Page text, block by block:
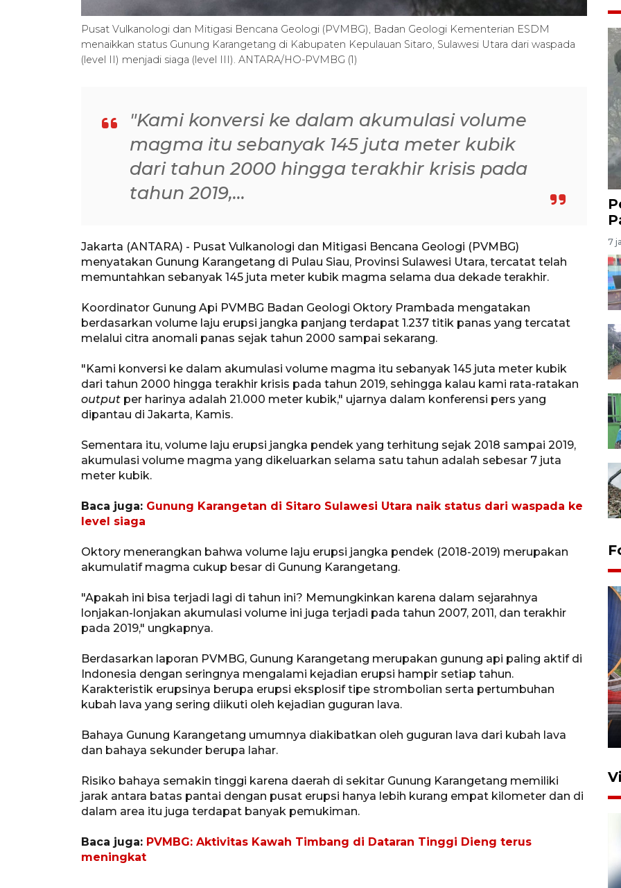
Pusat Vulkanologi dan Mitigasi Bencana Geologi (PVMBG), Badan Geologi Kementerian ESDM
menaikkan status Gunung Karangetang di Kabupaten Kepulauan Sitaro, Sulawesi Utara dari waspada
(level II) menjadi siaga (level III). ANTARA/HO-PVMBG (1)
"Kami konversi ke dalam akumulasi volume
magma itu sebanyak 145 juta meter kubik
dari tahun 2000 hingga terakhir krisis pada
tahun 2019,...
Jakarta (ANTARA) - Pusat Vulkanologi dan Mitigasi Bencana Geologi (PVMBG)
menyatakan Gunung Karangetang di Pulau Siau, Provinsi Sulawesi Utara, tercatat telah
memuntahkan sebanyak 145 juta meter kubik magma selama dua dekade terakhir.
Koordinator Gunung Api PVMBG Badan Geologi Oktory Prambada mengatakan
berdasarkan volume laju erupsi jangka panjang terdapat 1.237 titik panas yang tercatat
melalui citra anomali panas sejak tahun 2000 sampai sekarang.
"Kami konversi ke dalam akumulasi volume magma itu sebanyak 145 juta meter kubik
dari tahun 2000 hingga terakhir krisis pada tahun 2019, sehingga kalau kami rata-ratakan
output per harinya adalah 21.000 meter kubik," ujarnya dalam konferensi pers yang
dipantau di Jakarta, Kamis.
Sementara itu, volume laju erupsi jangka pendek yang terhitung sejak 2018 sampai 2019,
akumulasi volume magma yang dikeluarkan selama satu tahun adalah sebesar 7 juta
meter kubik.
Baca juga: Gunung Karangetan di Sitaro Sulawesi Utara naik status dari waspada ke
level siaga
Oktory menerangkan bahwa volume laju erupsi jangka pendek (2018-2019) merupakan
akumulatif magma cukup besar di Gunung Karangetang.
"Apakah ini bisa terjadi lagi di tahun ini? Memungkinkan karena dalam sejarahnya
lonjakan-lonjakan akumulasi volume ini juga terjadi pada tahun 2007, 2011, dan terakhir
pada 2019," ungkapnya.
Berdasarkan laporan PVMBG, Gunung Karangetang merupakan gunung api paling aktif di
Indonesia dengan seringnya mengalami kejadian erupsi hampir setiap tahun.
Karakteristik erupsinya berupa erupsi eksplosif tipe strombolian serta pertumbuhan
kubah lava yang sering diikuti oleh kejadian guguran lava.
Bahaya Gunung Karangetang umumnya diakibatkan oleh guguran lava dari kubah lava
dan bahaya sekunder berupa lahar.
Risiko bahaya semakin tinggi karena daerah di sekitar Gunung Karangetang memiliki
jarak antara batas pantai dengan pusat erupsi hanya lebih kurang empat kilometer dan di
dalam area itu juga terdapat banyak pemukiman.
Baca juga: PVMBG: Aktivitas Kawah Timbang di Dataran Tinggi Dieng terus
meningkat
7
Komisi V DPR tinjau
perlintasan sebidang di
Stasiun Bogor
12 Juni 2026 18:49